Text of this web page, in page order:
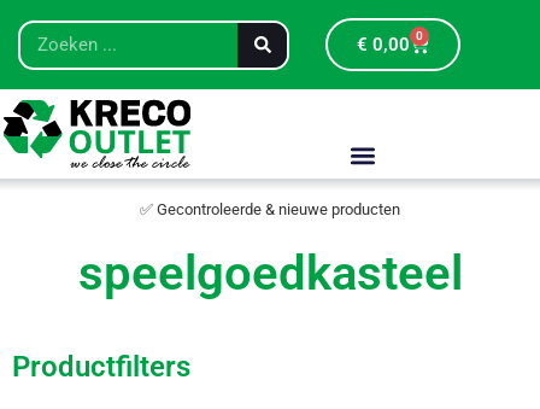
€ 0,00 0
✅ Gecontroleerde & nieuwe producten
speelgoedkasteel
Productfilters